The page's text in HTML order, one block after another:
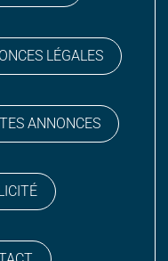
LÉGALES
ANNONCES